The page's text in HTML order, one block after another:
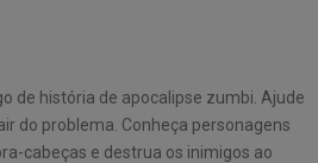
de história de apocalipse zumbi. Ajude
do problema. Conheça personagens
cabeças e destrua os inimigos ao